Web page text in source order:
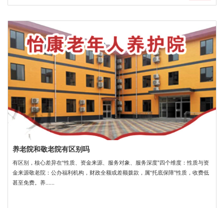
养老院和敬老院有区别吗
有区别，核心差异在“性质、资金来源、服务对象、服务深度”四个维度：性质与资
金来源敬老院：公办福利机构，财政全额或差额拨款，属“托底保障”性质，收费低
甚至免费。养......